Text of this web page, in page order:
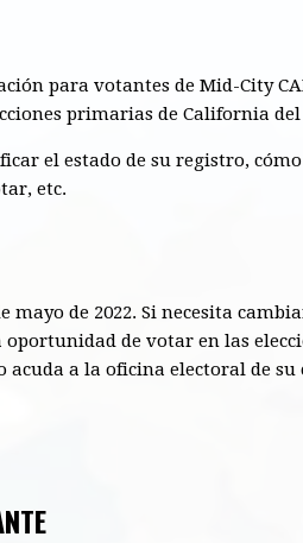
para votantes de Mid-City
primarias de California del
el estado de su registro,
etc.
de 2022. Si necesita
de votar en las
a la oficina electoral de